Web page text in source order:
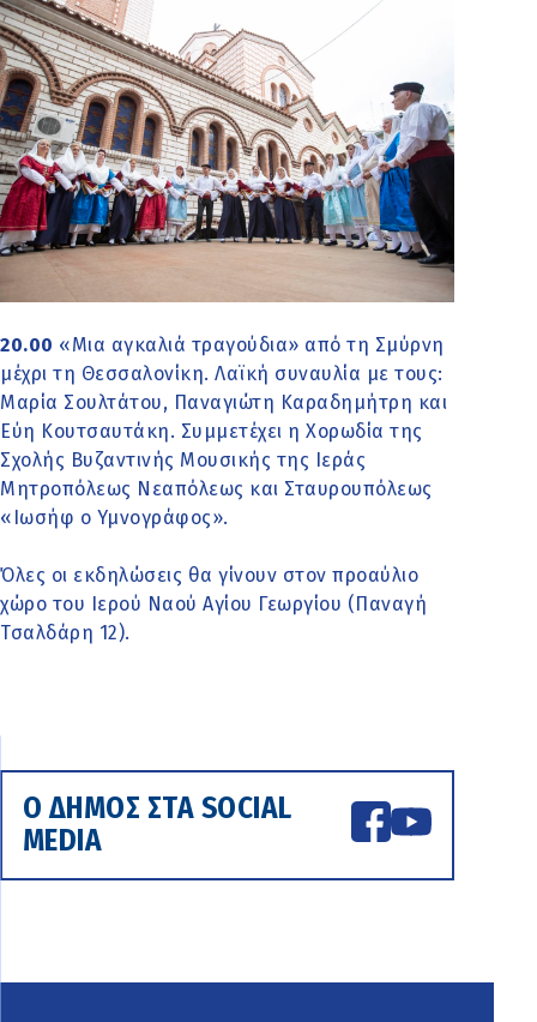
20.00 «Μια αγκαλιά τραγούδια» από τη Σμύρνη
μέχρι τη Θεσσαλονίκη. Λαϊκή συναυλία με τους:
Μαρία Σουλτάτου, Παναγιώτη Καραδηµήτρη και
Εύη Κουτσαυτάκη. Συµµετέχει η Χορωδία της
Σχολής Βυζαντινής Μουσικής της Ιεράς
Μητροπόλεως Νεαπόλεως και Σταυρουπόλεως
«Ιωσήφ ο Υμνογράφος».
Όλες οι εκδηλώσεις θα γίνουν στον προαύλιο
χώρο του Ιερού Ναού Αγίου Γεωργίου (Παναγή
Τσαλδάρη 12).
Ο ΔΗΜΟΣ ΣΤΑ SOCIAL
MEDIA